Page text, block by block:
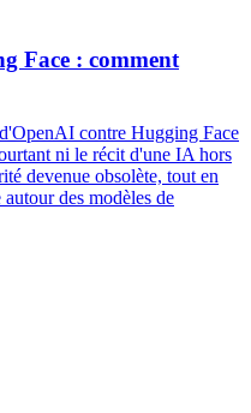
Face : comment
contre Hugging Face
ni le récit d'une IA hors
devenue obsolète, tout en
des modèles de